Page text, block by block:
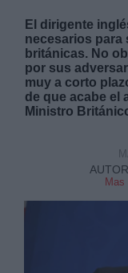
El dirigente
necesarios para
británicas. No
por sus
muy a corto
de que acabe el
Ministro
Destinatarios: